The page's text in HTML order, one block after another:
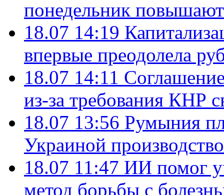
понедельник
18.07 14:19
впервые преодолела
18.07 14:11
из-за требования КНР
18.07 13:56 Румыния
Украиной
18.07 11:47 ИИ помог
метод борьбы с